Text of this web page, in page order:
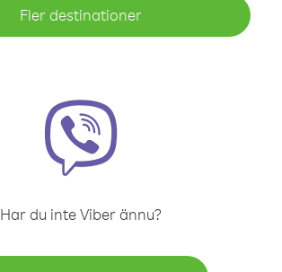
Fler destinationer
Har du inte Viber ännu?